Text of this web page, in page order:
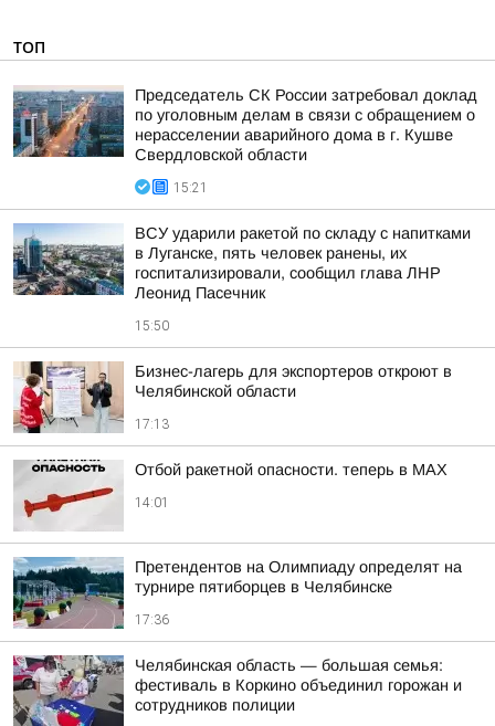
ТОП
Председатель СК России затребовал доклад
по уголовным делам в связи с обращением о
нерасселении аварийного дома в г. Кушве
Свердловской области
15:21
ВСУ ударили ракетой по складу с напитками
в Луганске, пять человек ранены, их
госпитализировали, сообщил глава ЛНР
Леонид Пасечник
15:50
Бизнес-лагерь для экспортеров откроют в
Челябинской области
17:13
Отбой ракетной опасности. теперь в MAX
14:01
Претендентов на Олимпиаду определят на
турнире пятиборцев в Челябинске
17:36
Челябинская область — большая семья:
фестиваль в Коркино объединил горожан и
сотрудников полиции